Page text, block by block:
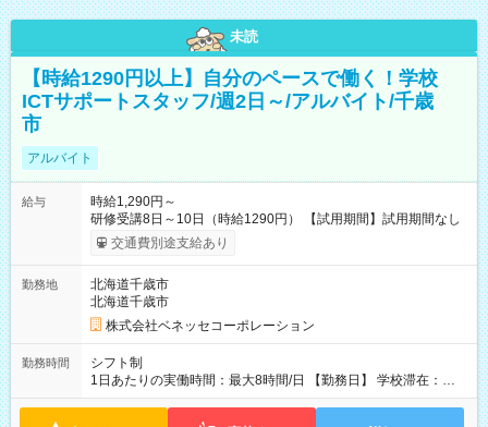
未読
【時給1290円以上】自分のペースで働く！学校
ICTサポートスタッフ/週2日～/アルバイト/千歳
市
アルバイト
給与
時給1,290円～
研修受講8日～10日（時給1290円） 【試用期間】試用期間なし
交通費別途支給あり
勤務地
北海道千歳市
北海道千歳市
株式会社ベネッセコーポレーション
勤務時間
シフト制
1日あたりの実働時間：最大8時間/日 【勤務日】 学校滞在：
8:30～17:30の間の実働7時間(うち休憩１時間) ＋ 在宅での事務